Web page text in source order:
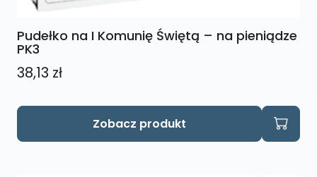
Pudełko na I Komunię Świętą – na pieniądze
PK3
38,13 zł
Zobacz produkt